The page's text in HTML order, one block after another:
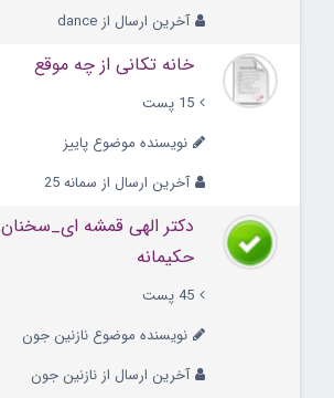
آخرین ارسال از dance
خانه تکانی از چه موقع
15 پست
نویسنده موضوع پاییز
آخرین ارسال از سمانه 25
دکتر الهی قمشه ای_سخنان
حکیمانه
45 پست
نویسنده موضوع نازنین جون
آخرین ارسال از نازنین جون